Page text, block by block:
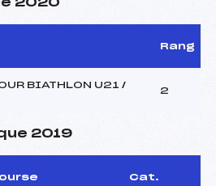
2020
Rang
BIATHLON U21 /
2
2019
Cat.